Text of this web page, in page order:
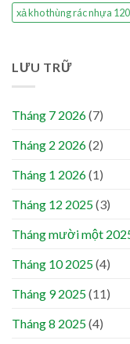
xả kho thùng rác nhựa
LƯU TRỮ
Tháng 7 2026(7)
Tháng 2 2026(2)
Tháng 1 2026(1)
Tháng 12 2025(3)
Tháng mười một
Tháng 10 2025(4)
Tháng 9 2025(11)
Tháng 8 2025(4)